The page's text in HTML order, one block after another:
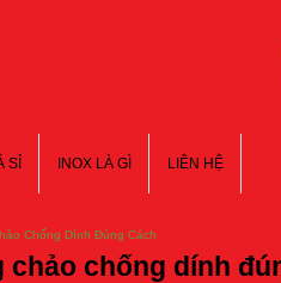
SỈ INOX LÀ GÌ LIÊN HỆ
Chống Dính Đúng Cách
chống dính